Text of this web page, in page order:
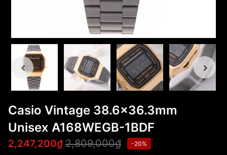
Casio Vintage 38.6x36.3mm
Unisex A168WEGB-1BDF
2,247,200₫ 2,809,000₫ -20%